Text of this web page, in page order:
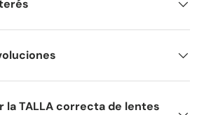
la TALLA correcta de lentes